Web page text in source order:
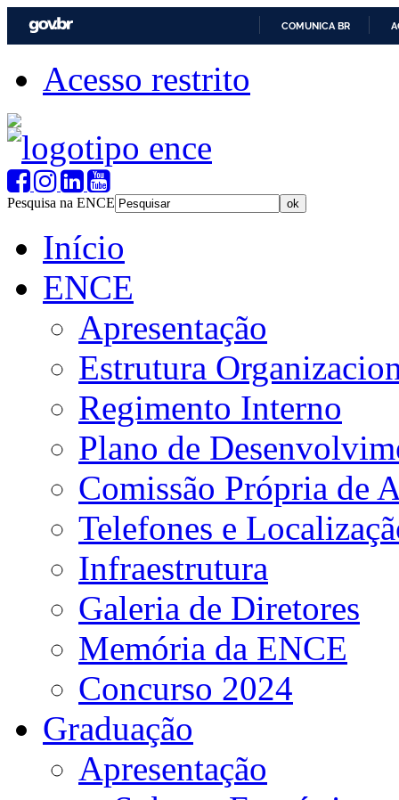
COMUNICA BR
Acesso restrito
Pesquisa na ENCE
Início
ENCE
Apresentação
Estrutura
Regimento Interno
Plano de
Comissão Própria de
Telefones e
Infraestrutura
Galeria de Diretores
Memória da ENCE
Concurso 2024
Graduação
Apresentação